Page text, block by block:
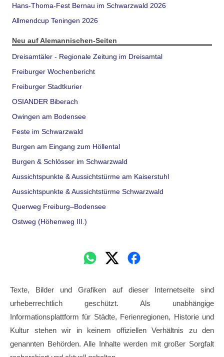
Hans-Thoma-Fest Bernau im Schwarzwald 2026
Allmendcup Teningen 2026
Neu auf Alemannischen-Seiten
Dreisamtäler - Regionale Zeitung im Dreisamtal
Freiburger Wochenbericht
Freiburger Stadtkurier
OSIANDER Biberach
Owingen am Bodensee
Feste im Schwarzwald
Burgen am Eingang zum Höllental
Burgen & Schlösser im Schwarzwald
Aussichtspunkte & Aussichtstürme am Kaiserstuhl
Aussichtspunkte & Aussichtstürme Schwarzwald
Querweg Freiburg–Bodensee
Ostweg (Höhenweg III.)
Texte, Bilder und Grafiken auf dieser Internetseite sind
urheberrechtlich geschützt. Als unabhängige
Informationsplattform für Städte, Ferienregionen, Historie und
Kultur stehen wir in keinem offiziellen Verhältnis zu den
genannten Behörden. Alle Inhalte werden mit großer Sorgfalt